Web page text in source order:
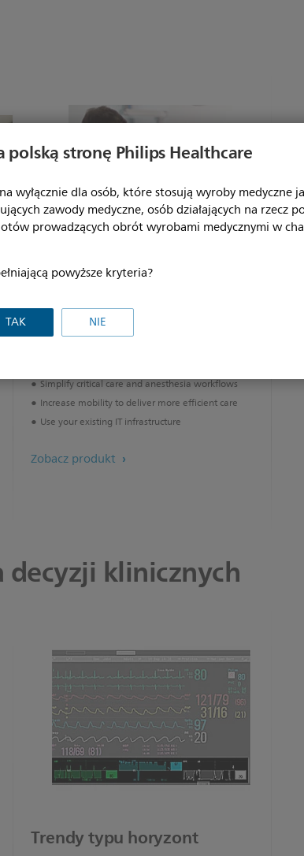
polską stronę Philips Healthcare
wyłącznie dla osób, które stosują wyroby medyczne
zawody medyczne, osób działających na rzecz
prowadzących obrót wyrobami medycznymi w
powyższe kryteria?
TAK NIE
IntelliSpace Critical Care and
Anesthesia
Simplify critical care and anesthesia workflows
Increase mobility to deliver more efficient care
Use your existing IT infrastructure
Zobacz produkt
klinicznych
Trendy typu horyzont